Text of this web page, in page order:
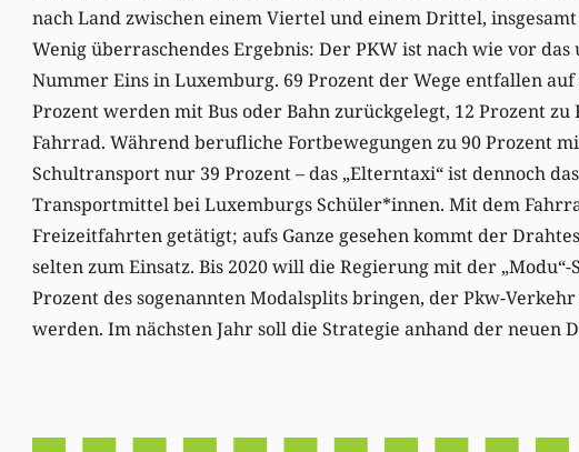
nach Land zwischen einem Viertel und einem Drittel,
Wenig überraschendes Ergebnis: Der PKW ist nach wie vor
Nummer Eins in Luxemburg. 69 Prozent der Wege entfallen
Prozent werden mit Bus oder Bahn zurückgelegt, 12 Prozent
Fahrrad. Während berufliche Fortbewegungen zu 90 Prozent
Schultransport nur 39 Prozent – das „Elterntaxi“ ist dennoch
Transportmittel bei Luxemburgs Schüler*innen. Mit dem
Freizeitfahrten getätigt; aufs Ganze gesehen kommt der
selten zum Einsatz. Bis 2020 will die Regierung mit der
Prozent des sogenannten Modalsplits bringen, der Pkw-
werden. Im nächsten Jahr soll die Strategie anhand der neuen